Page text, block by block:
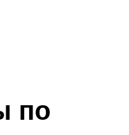
по